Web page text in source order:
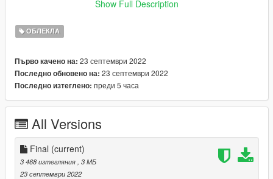
﹥ Drag and Drop files into ''Stream Folder''
❗ You may not use this item in your clothing packs or for any
kind of payment! redirect here ❗
Show Full Description
ОБЛЕКЛА
Първо качено на: 23 септември 2022
Последно обновено на: 23 септември 2022
Последно изтеглено: преди 5 часа
All Versions
Final (current)
3 468 изтегляния, 3 МБ
23 септември 2022